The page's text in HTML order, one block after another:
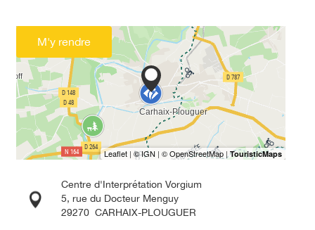
M'y rendre
Centre d'Interprétation Vorgium
5, rue du Docteur Menguy
29270 CARHAIX-PLOUGUER